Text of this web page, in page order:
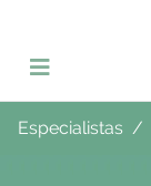
Especialistas